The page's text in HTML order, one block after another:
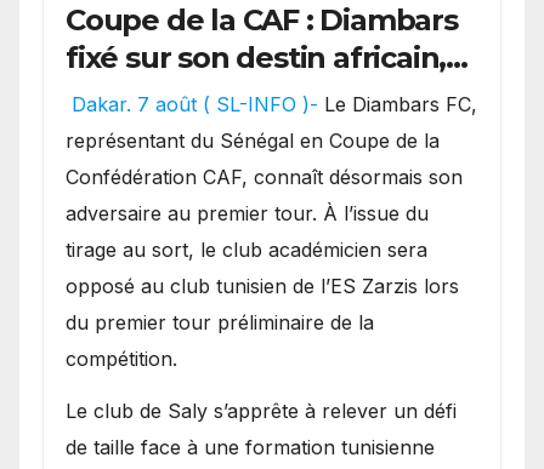
Coupe de la CAF : Diambars
fixé sur son destin africain,
l’ES Zarzis sera son premier
obstacle.
Dakar. 7 août ( SL-INFO )- Le Diambars FC,
représentant du Sénégal en Coupe de la
Confédération CAF, connaît désormais son
adversaire au premier tour. À l’issue du
tirage au sort, le club académicien sera
opposé au club tunisien de l’ES Zarzis lors
du premier tour préliminaire de la
compétition.
Le club de Saly s’apprête à relever un défi
de taille face à une formation tunisienne